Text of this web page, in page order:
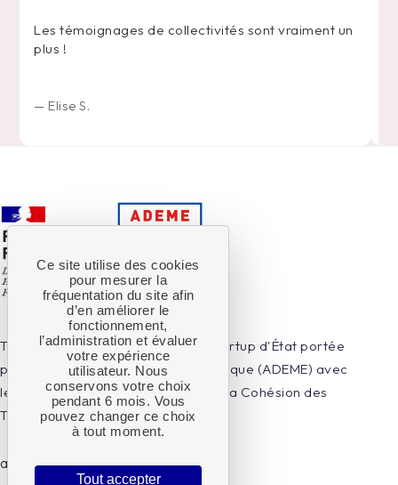
Les témoignages de collectivités sont vraiment un
plus !
— Elise S.
Territoires en Transitions est une startup d'État portée
par l'Agence de la Transition Écologique (ADEME) avec
le soutien de l'Agence nationale de la Cohésion des
Territoires.
ademe.fropen_in_newbeta.gouv.fropen_in_new
Ce site utilise des cookies
pour mesurer la
fréquentation du site afin
d’en améliorer le
fonctionnement,
l’administration et évaluer
votre expérience
utilisateur. Nous
conservons votre choix
pendant 6 mois. Vous
pouvez changer ce choix
à tout moment.
Tout accepter